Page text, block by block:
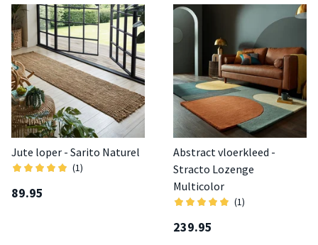
Jute loper - Sarito Naturel
(1)
89.95
Abstract vloerkleed -
Stracto Lozenge
Multicolor
(1)
239.95